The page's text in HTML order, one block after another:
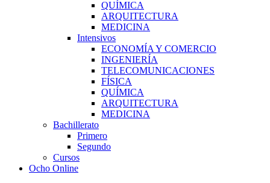
QUÍMICA
ARQUITECTURA
MEDICINA
Intensivos
ECONOMÍA Y COMERCIO
INGENIERÍA
TELECOMUNICACIONES
FÍSICA
QUÍMICA
ARQUITECTURA
MEDICINA
Bachillerato
Primero
Segundo
Cursos
Ocho Online